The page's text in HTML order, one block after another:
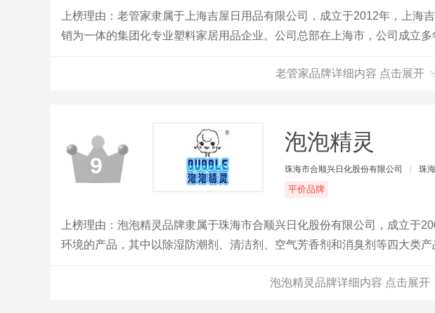
上榜理由：老管家隶属于上海吉屋日用品有限公司，成立于2012年，上海
销为一体的集团化专业塑料家居用品企业。公司总部在上海市，公司成立
老管家品牌详细内容 点击展开
9
泡泡精灵
珠海市合顺兴日化股份有限公司 珠海
平价品牌
上榜理由：泡泡精灵品牌隶属于珠海市合顺兴日化股份有限公司，成立于
环境的产品，其中以除湿防潮剂、清洁剂、空气芳香剂和消臭剂等四大类
泡泡精灵品牌详细内容 点击展开